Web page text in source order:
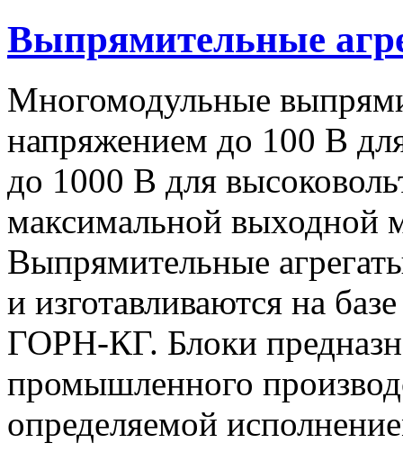
Выпрямительные
Многомодульные
напряжением до 100 В
до 1000 В для
максимальной
Выпрямительные
и изготавливаются на
ГОРН-КГ. Блоки
промышленного
определяемой